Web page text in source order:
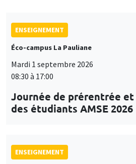
ENSEIGNEMENT
Éco-campus La Pauliane
Mardi 1 septembre 2026
08:30 à 17:00
Journée de prérentrée
des étudiants AMSE 2026
ENSEIGNEMENT